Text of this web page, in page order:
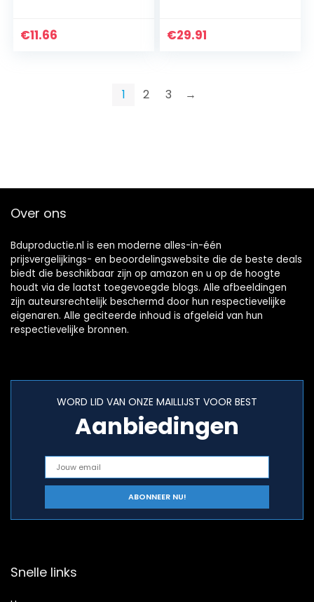
€11.66 €29.91
1 2 3 →
Over ons
Bduproductie.nl is een moderne alles-in-één
prijsvergelijkings- en beoordelingswebsite die de beste deals
biedt die beschikbaar zijn op amazon en u op de hoogte
houdt via de laatst toegevoegde blogs. Alle afbeeldingen
zijn auteursrechtelijk beschermd door hun respectievelijke
eigenaren. Alle geciteerde inhoud is afgeleid van hun
respectievelijke bronnen.
WORD LID VAN ONZE MAILLIJST VOOR BEST
Aanbiedingen
Snelle links